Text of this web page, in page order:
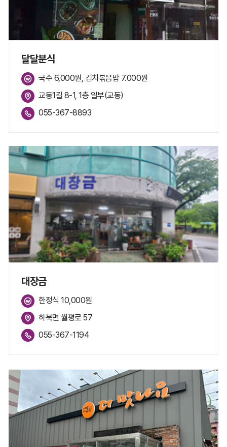
달달분식
국수 6,000원, 김치볶음밥 7.000원
교동1길 8-1, 1층 일부(교동)
055-367-8893
대장금
한정식 10,000원
하북면 월평로 57
055-367-1194